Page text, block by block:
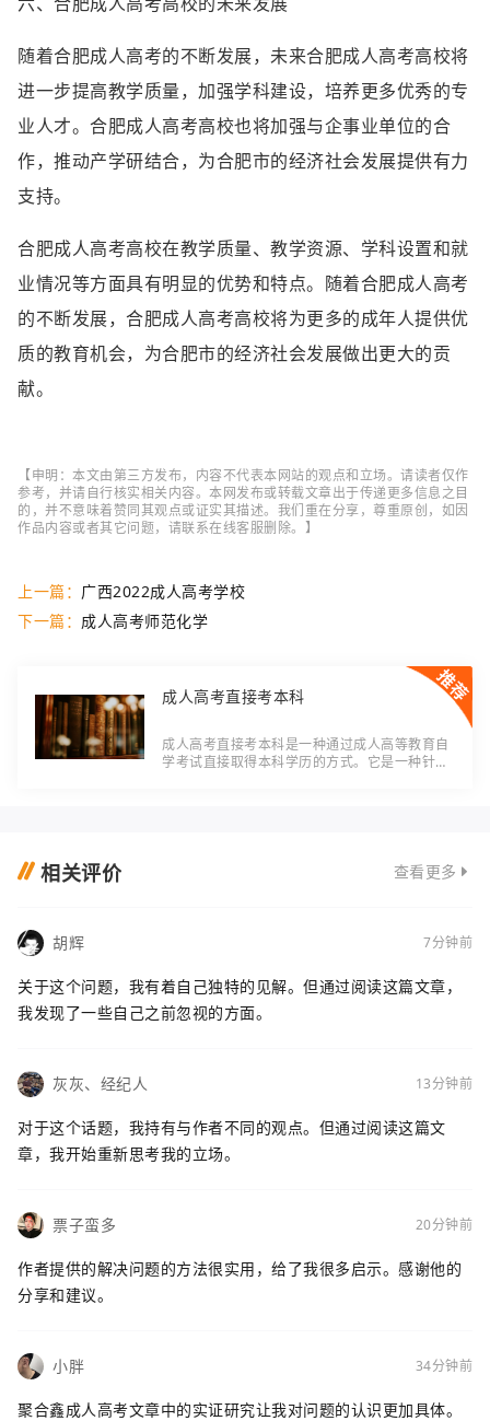
随着合肥成人高考的不断发展，未来合肥成人高考高校将
进一步提高教学质量，加强学科建设，培养更多优秀的专
业人才。合肥成人高考高校也将加强与企事业单位的合
作，推动产学研结合，为合肥市的经济社会发展提供有力
支持。
合肥成人高考高校在教学质量、教学资源、学科设置和就
业情况等方面具有明显的优势和特点。随着合肥成人高考
的不断发展，合肥成人高考高校将为更多的成年人提供优
质的教育机会，为合肥市的经济社会发展做出更大的贡
献。
【申明：本文由第三方发布，内容不代表本网站的观点和立场。请读者仅作
参考，并请自行核实相关内容。本网发布或转载文章出于传递更多信息之目
的，并不意味着赞同其观点或证实其描述。我们重在分享，尊重原创，如因
作品内容或者其它问题，请联系在线客服删除。】
上一篇： 广西2022成人高考学校
下一篇： 成人高考师范化学
成人高考直接考本科
成人高考直接考本科是一种通过成人高等教育自
学考试直接取得本科学历的方式。它是一种针对
相关评价 查看更多
胡辉 7分钟前
关于这个问题，我有着自己独特的见解。但通过阅读这篇文章，
我发现了一些自己之前忽视的方面。
灰灰、经纪人 13分钟前
对于这个话题，我持有与作者不同的观点。但通过阅读这篇文
章，我开始重新思考我的立场。
票子蛮多 20分钟前
作者提供的解决问题的方法很实用，给了我很多启示。感谢他的
分享和建议。
小胖 34分钟前
聚合鑫成人高考文章中的实证研究让我对问题的认识更加具体。